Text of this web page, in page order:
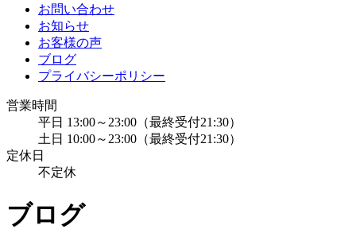
お問い合わせ
お知らせ
お客様の声
ブログ
プライバシーポリシー
営業時間
平日 13:00～23:00（最終受付21:30）
土日 10:00～23:00（最終受付21:30）
定休日
不定休
ブログ